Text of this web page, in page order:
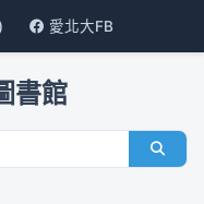
愛北大FB
書館